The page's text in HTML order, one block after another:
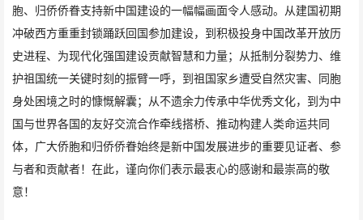
胞、归侨侨眷支持新中国建设的一幅幅画面令人感动。从建国初期
冲破西方重重封锁踊跃回国参加建设，到积极投身中国改革开放历
史进程、为现代化强国建设贡献智慧和力量；从抵制分裂势力、维
护祖国统一关键时刻的振臂一呼，到祖国家乡遭受自然灾害、同胞
身处困境之时的慷慨解囊；从不遗余力传承中华优秀文化，到为中
国与世界各国的友好交流合作牵线搭桥、推动构建人类命运共同
体，广大侨胞和归侨侨眷始终是新中国发展进步的重要见证者、参
与者和贡献者！在此，谨向你们表示最衷心的感谢和最崇高的敬
意！